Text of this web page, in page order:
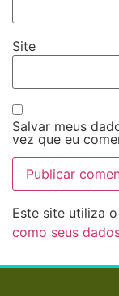
Site
Salvar meus
vez que eu
Este site utiliza
como seus